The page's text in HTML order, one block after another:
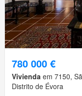
780 000 €
Vivienda em 7150,
Distrito de Évora